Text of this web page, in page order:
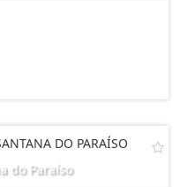
DO PARAÍSO
do Paraíso